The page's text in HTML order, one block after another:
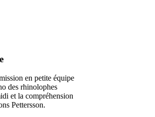
en petite équipe
des rhinolophes
et la compréhension
Pettersson.